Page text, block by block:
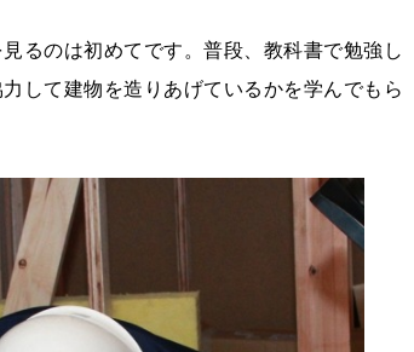
るのは初めてです。普段、教科書で勉強し
して建物を造りあげているかを学んでもら